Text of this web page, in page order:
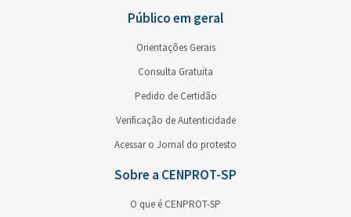
Público em geral
Orientações Gerais
Consulta Gratuita
Pedido de Certidão
Verificação de Autenticidade
Acessar o Jornal do protesto
Sobre a CENPROT-SP
O que é CENPROT-SP